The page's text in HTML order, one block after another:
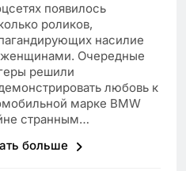
появилось
роликов,
насилие
женщинами. Очередные
решили
любовь к
марке BMW
странным…
больше